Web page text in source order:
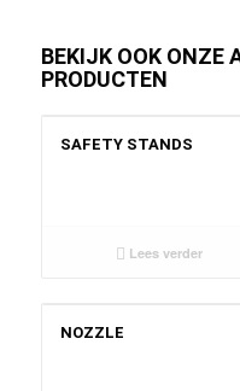
BEKIJK OOK ONZE
PRODUCTEN
SAFETY STANDS
Lees verder
NOZZLE